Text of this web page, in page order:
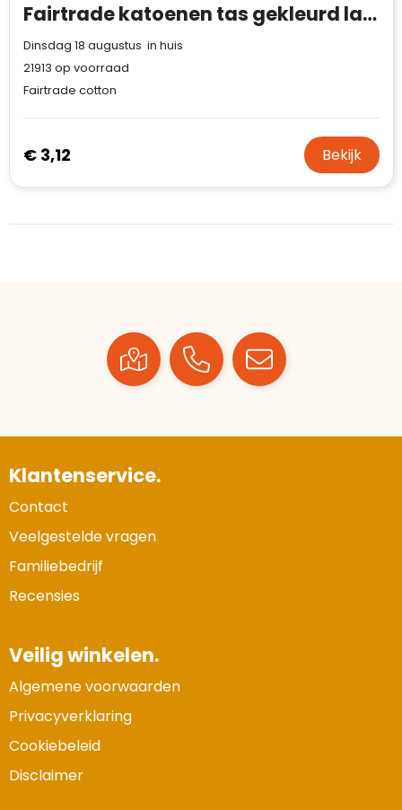
Fairtrade katoenen tas gekleurd lang 270g/m² 42x12x43cm
Dinsdag 18 augustus in huis
21913 op voorraad
Fairtrade cotton
€ 3,12 Bekijk
Klantenservice.
Contact
Veelgestelde vragen
Familiebedrijf
Recensies
Veilig winkelen.
Algemene voorwaarden
Privacyverklaring
Cookiebeleid
Disclaimer